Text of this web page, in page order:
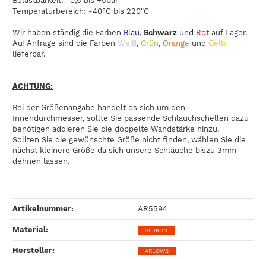
Temperaturbereich: -40°C bis 220"C
Wir haben ständig die Farben Blau, Schwarz und Rot auf Lager.
Auf Anfrage sind die Farben Weiß, Grün, Orange und Gelb
lieferbar.
ACHTUNG:
Bei der Größenangabe handelt es sich um den
Innendurchmesser, sollte Sie passende Schlauchschellen dazu
benötigen addieren Sie die doppelte Wandstärke hinzu.
Sollten Sie die gewünschte Größe nicht finden, wählen Sie die
nächst kleinere Größe da sich unsere Schläuche biszu 3mm
dehnen lassen.
Artikelnummer: AR5594
Material‍: SILIKON
Hersteller‍: ARLOWS